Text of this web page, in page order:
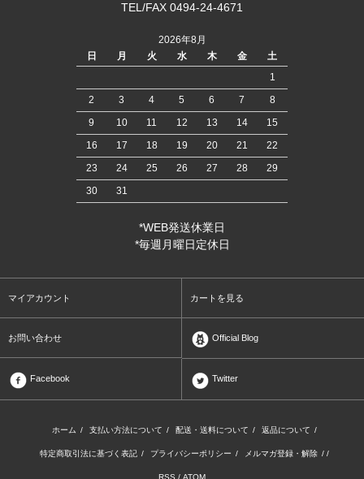
TEL/FAX 0494-24-4671
2026年8月
日
月 火 水 木 金
土
1
2
3 4 5 6 7
8
9
10 11 12 13 14
15
16
17 18 19 20 21
22
23
24 25 26 27 28
29
30
31
*WEB発送休業日
*毎週月曜日定休日
マイアカウント カートを見る
お問い合わせ Official Blog
Facebook Twitter
ホーム / 支払い方法について / 配送・送料について / 返品について /
特定商取引法に基づく表記 / プライバシーポリシー / メルマガ登録・解除 / /
RSS / ATOM